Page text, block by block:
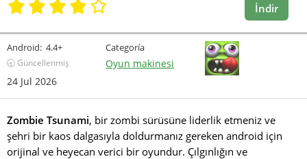
İndir
Android: 4.4+
🕣 Güncellenmiş
24 Jul 2026
Categoría
Oyun makinesi
Zombie Tsunami, bir zombi sürüsüne liderlik etmeniz ve
şehri bir kaos dalgasıyla doldurmanız gereken android için
orijinal ve heyecan verici bir oyundur. Çılgınlığın ve